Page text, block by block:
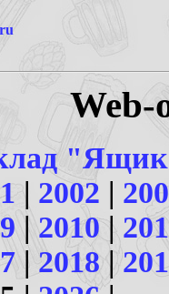
| 2002 |
| 2010|
| 2018|